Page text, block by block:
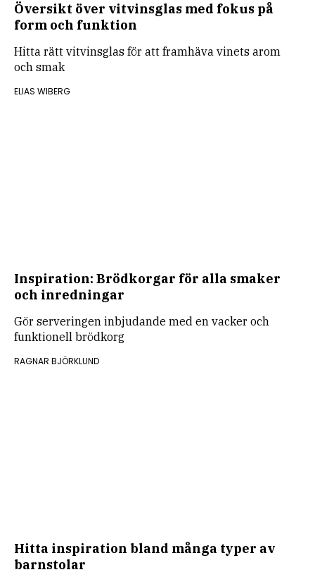
Översikt över vitvinsglas med fokus på
form och funktion
Hitta rätt vitvinsglas för att framhäva vinets arom
och smak
ELIAS WIBERG
Inspiration: Brödkorgar för alla smaker
och inredningar
Gör serveringen inbjudande med en vacker och
funktionell brödkorg
RAGNAR BJÖRKLUND
Hitta inspiration bland många typer av
barnstolar